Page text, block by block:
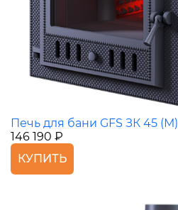
Печь для бани GFS ЗК 45 (М)
146 190 ₽
КУПИТЬ